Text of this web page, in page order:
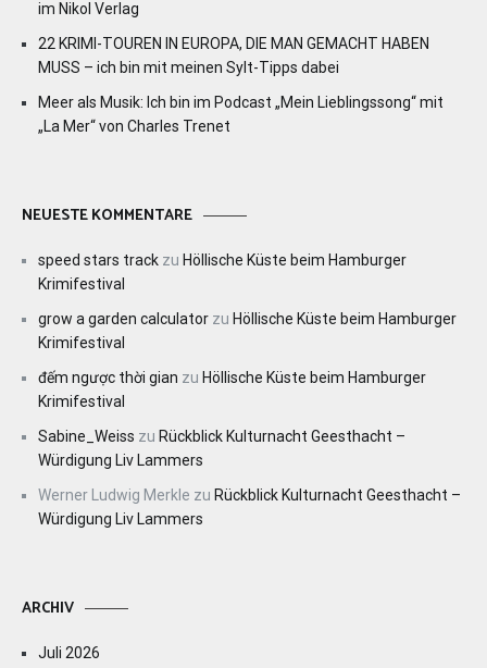
im Nikol Verlag
22 KRIMI-TOUREN IN EUROPA, DIE MAN GEMACHT HABEN
MUSS – ich bin mit meinen Sylt-Tipps dabei
Meer als Musik: Ich bin im Podcast „Mein Lieblingssong“ mit
„La Mer“ von Charles Trenet
NEUESTE KOMMENTARE
speed stars track zu Höllische Küste beim Hamburger
Krimifestival
grow a garden calculator zu Höllische Küste beim Hamburger
Krimifestival
đếm ngược thời gian zu Höllische Küste beim Hamburger
Krimifestival
Sabine_Weiss zu Rückblick Kulturnacht Geesthacht –
Würdigung Liv Lammers
Werner Ludwig Merkle zu Rückblick Kulturnacht Geesthacht –
Würdigung Liv Lammers
ARCHIV
Juli 2026